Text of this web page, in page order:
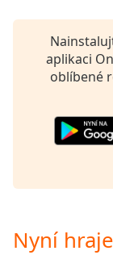
subtitles
settings
dialog
subtitles
Picture-
This
aplikaci
oblíbené
Nyní